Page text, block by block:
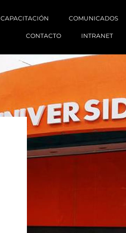
CAPACITACIÓN COMUNICADOS
CONTACTO INTRANET